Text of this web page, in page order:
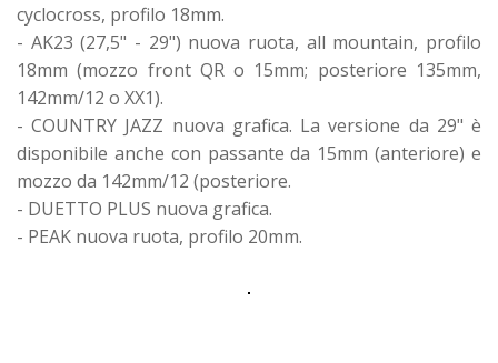
cyclocross, profilo 18mm.
- AK23 (27,5" - 29") nuova ruota, all mountain, profilo
18mm (mozzo front QR o 15mm; posteriore 135mm,
142mm/12 o XX1).
- COUNTRY JAZZ nuova grafica. La versione da 29" è
disponibile anche con passante da 15mm (anteriore) e
mozzo da 142mm/12 (posteriore.
- DUETTO PLUS nuova grafica.
- PEAK nuova ruota, profilo 20mm.